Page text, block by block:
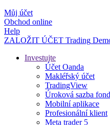
Můj účet
Obchod online
Help
ZALOŽIT ÚČET Trading
Investujte
Účet Oanda
Makléřský účet
TradingView
Úroková sazba
Mobilní aplikace
Profesionální klient
Meta trader 5